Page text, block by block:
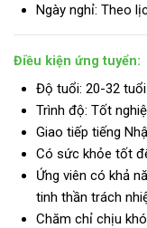
Ngày nghỉ: Theo
Điều kiện ứng tuyển:
Độ tuổi: 20-32 tuổi
Trình độ: Tốt
Giao tiếp tiếng
Có sức khỏe tốt
Ứng viên có khả
tinh thần trách
Chăm chỉ chịu